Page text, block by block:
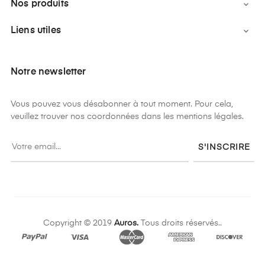
Nos produits 
Liens utiles 
Notre newsletter
Vous pouvez vous désabonner à tout moment. Pour cela,
veuillez trouver nos coordonnées dans les mentions légales.
S'INSCRIRE
Copyright © 2019 Auros. Tous droits réservés..